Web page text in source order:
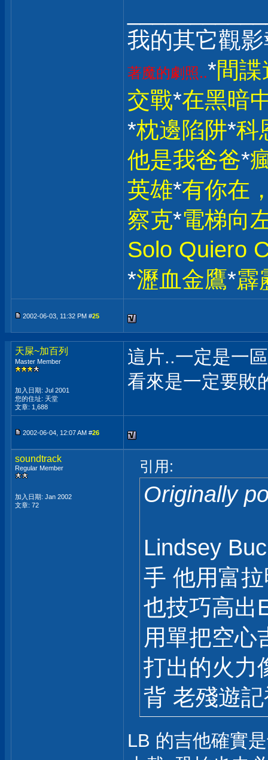
我的其它觀
著魔的劇照..*間
交戰*在黑暗
*枕邊陷阱*科
他是我爸爸*
英雄*有你在
察克*電梯向
Solo Quiero
*瀝血金鷹*霹
2002-06-03, 11:32 PM #25
天屎~加百列
Master Member
加入日期: Jul 2001
您的住址: 天堂
文章: 1,688
這片..一定是一
看來是一定要敗
2002-06-04, 12:07 AM #26
soundtrack
Regular Member
加入日期: Jan 2002
文章: 72
引用:
Originally
Lindsey
手 他用富
也技巧高出
用單把空心
打出的火力
背 老殘遊
LB 的吉他確實